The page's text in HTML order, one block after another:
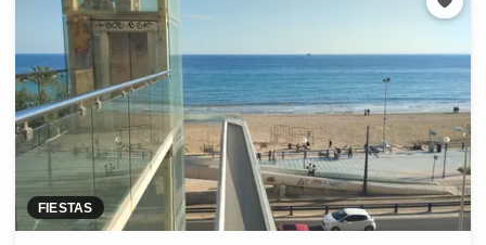
FIESTAS